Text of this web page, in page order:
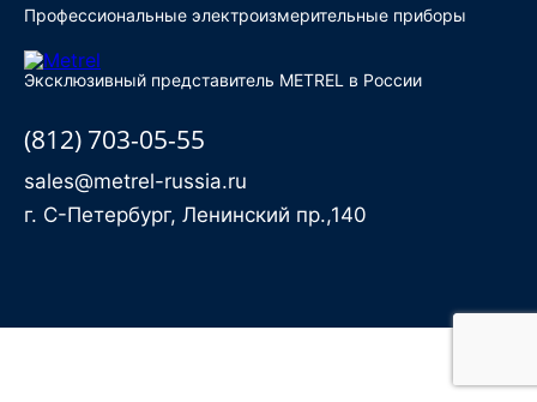
Профессиональные электроизмерительные приборы
Эксклюзивный представитель METREL в России
(812) 703-05-55
sales@metrel-russia.ru
г. С-Петербург, Ленинский пр.,140